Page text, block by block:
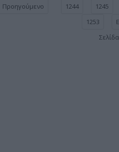
Προηγούμενο 1244 1245
1253